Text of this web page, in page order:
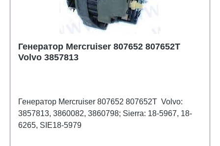
Генератор Mercruiser 807652 807652T
Volvo 3857813
Генератор Mercruiser 807652 807652T Volvo:
3857813, 3860082, 3860798; Sierra: 18-5967, 18-